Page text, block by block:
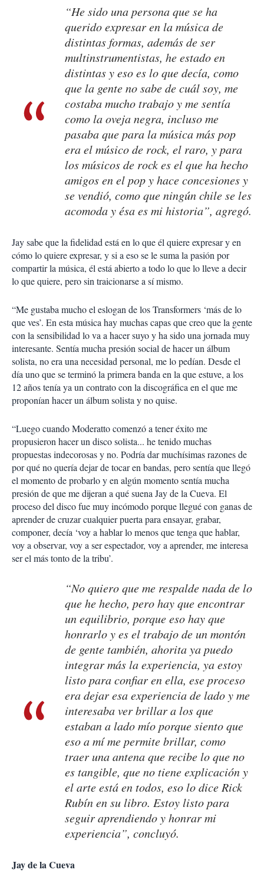
“He sido una persona que se ha
querido expresar en la música de
distintas formas, además de ser
multinstrumentistas, he estado en
distintas y eso es lo que decía, como
que la gente no sabe de cuál soy, me
costaba mucho trabajo y me sentía
como la oveja negra, incluso me
pasaba que para la música más pop
era el músico de rock, el raro, y para
los músicos de rock es el que ha hecho
amigos en el pop y hace concesiones y
se vendió, como que ningún chile se les
acomoda y ésa es mi historia”, agregó.
Jay sabe que la fidelidad está en lo que él quiere expresar y en
cómo lo quiere expresar, y si a eso se le suma la pasión por
compartir la música, él está abierto a todo lo que lo lleve a decir
lo que quiere, pero sin traicionarse a sí mismo.
“Me gustaba mucho el eslogan de los Transformers ‘más de lo
que ves’. En esta música hay muchas capas que creo que la gente
con la sensibilidad lo va a hacer suyo y ha sido una jornada muy
interesante. Sentía mucha presión social de hacer un álbum
solista, no era una necesidad personal, me lo pedían. Desde el
día uno que se terminó la primera banda en la que estuve, a los
12 años tenía ya un contrato con la discográfica en el que me
proponían hacer un álbum solista y no quise.
“Luego cuando Moderatto comenzó a tener éxito me
propusieron hacer un disco solista... he tenido muchas
propuestas indecorosas y no. Podría dar muchísimas razones de
por qué no quería dejar de tocar en bandas, pero sentía que llegó
el momento de probarlo y en algún momento sentía mucha
presión de que me dijeran a qué suena Jay de la Cueva. El
proceso del disco fue muy incómodo porque llegué con ganas de
aprender de cruzar cualquier puerta para ensayar, grabar,
componer, decía ‘voy a hablar lo menos que tenga que hablar,
voy a observar, voy a ser espectador, voy a aprender, me interesa
ser el más tonto de la tribu’.
“No quiero que me respalde nada de lo
que he hecho, pero hay que encontrar
un equilibrio, porque eso hay que
honrarlo y es el trabajo de un montón
de gente también, ahorita ya puedo
integrar más la experiencia, ya estoy
listo para confiar en ella, ese proceso
era dejar esa experiencia de lado y me
interesaba ver brillar a los que
estaban a lado mío porque siento que
eso a mí me permite brillar, como
traer una antena que recibe lo que no
es tangible, que no tiene explicación y
el arte está en todos, eso lo dice Rick
Rubín en su libro. Estoy listo para
seguir aprendiendo y honrar mi
experiencia”, concluyó.
Jay de la Cueva